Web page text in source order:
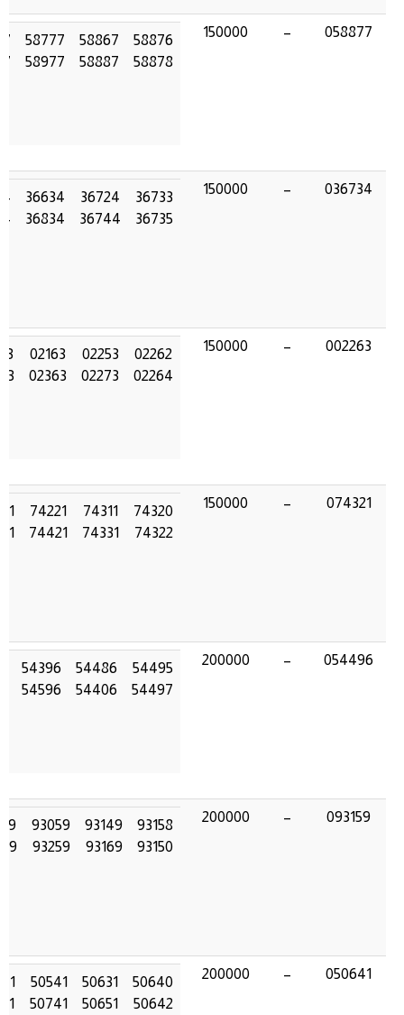
058877
–
150000
58876
58878
58867
58887
58777
58977
036734
–
150000
36733
36735
36724
36744
36634
36834
002263
–
150000
02262
02264
02253
02273
02163
02363
074321
–
150000
74320
74322
74311
74331
74221
74421
054496
–
200000
54495
54497
54486
54406
54396
54596
093159
–
200000
93158
93150
93149
93169
93059
93259
050641
–
200000
50640
50642
50631
50651
50541
50741